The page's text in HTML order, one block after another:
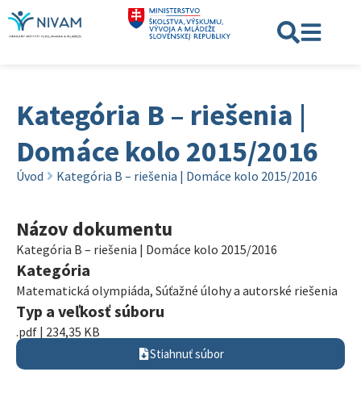
Kategória B – riešenia |
Domáce kolo 2015/2016
Úvod Kategória B – riešenia | Domáce kolo 2015/2016
Názov dokumentu
Kategória B – riešenia | Domáce kolo 2015/2016
Kategória
Matematická olympiáda, Súťažné úlohy a autorské riešenia
Typ a veľkosť súboru
.pdf | 234,35 KB
Stiahnuť súbor